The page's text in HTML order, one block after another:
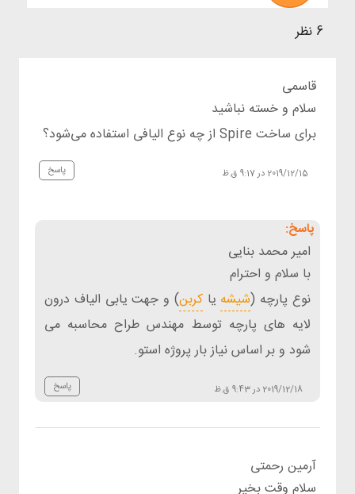
6 نظر
قاسمی
2019/12/15 در 9:17 ق.ظ
سلام و خسته نباشید
برای ساخت Spire از چه نوع الیافی استفاده می‌شود؟
پاسخ
امیر محمد بنایی
2019/12/18 در 9:43 ق.ظ
با سلام و احترام
نوع پارچه (شیشه یاکربن) و جهت یابی الیاف درون
لایه های پارچه توسط مهندس طراح محاسبه می
شود و بر اساس نیاز بار پروژه استو.
پاسخ
آرمین رحمتی
سلام وقت بخیر